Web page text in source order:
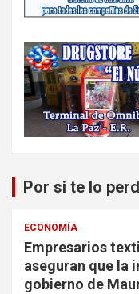
Por si te lo
ECONOMÍA
Empresarios
aseguran que la
gobierno de